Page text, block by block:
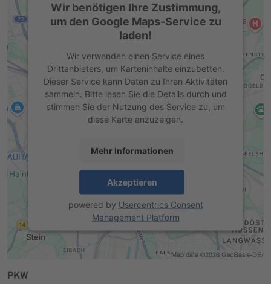
Wir benötigen Ihre Zustimmung,
um den Google Maps-Service zu
laden!
Wir verwenden einen Service eines
Drittanbieters, um Karteninhalte einzubetten.
Dieser Service kann Daten zu Ihren Aktivitäten
sammeln. Bitte lesen Sie die Details durch und
stimmen Sie der Nutzung des Service zu, um
diese Karte anzuzeigen.
Mehr Informationen
Akzeptieren
powered by Usercentrics Consent
Management Platform
PKW